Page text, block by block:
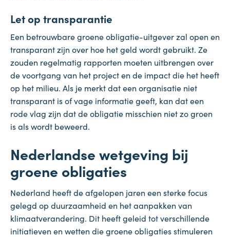
Let op transparantie
Een betrouwbare groene obligatie-uitgever zal open en
transparant zijn over hoe het geld wordt gebruikt. Ze
zouden regelmatig rapporten moeten uitbrengen over
de voortgang van het project en de impact die het heeft
op het milieu. Als je merkt dat een organisatie niet
transparant is of vage informatie geeft, kan dat een
rode vlag zijn dat de obligatie misschien niet zo groen
is als wordt beweerd.
Nederlandse wetgeving bij
groene obligaties
Nederland heeft de afgelopen jaren een sterke focus
gelegd op duurzaamheid en het aanpakken van
klimaatverandering. Dit heeft geleid tot verschillende
initiatieven en wetten die groene obligaties stimuleren